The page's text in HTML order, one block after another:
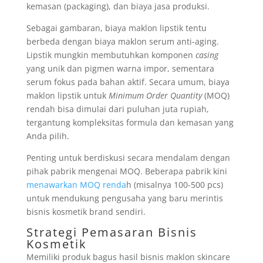
kemasan (packaging), dan biaya jasa produksi.
Sebagai gambaran, biaya maklon lipstik tentu
berbeda dengan biaya maklon serum anti-aging.
Lipstik mungkin membutuhkan komponen casing
yang unik dan pigmen warna impor, sementara
serum fokus pada bahan aktif. Secara umum, biaya
maklon lipstik untuk Minimum Order Quantity(MOQ)
rendah bisa dimulai dari puluhan juta rupiah,
tergantung kompleksitas formula dan kemasan yang
Anda pilih.
Penting untuk berdiskusi secara mendalam dengan
pihak pabrik mengenai MOQ. Beberapa pabrik kini
menawarkan MOQ rendah (misalnya 100-500 pcs)
untuk mendukung pengusaha yang baru merintis
bisnis kosmetik brand sendiri.
Strategi Pemasaran Bisnis
Kosmetik
Memiliki produk bagus hasil bisnis maklon skincare